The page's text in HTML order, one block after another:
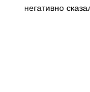
негативно